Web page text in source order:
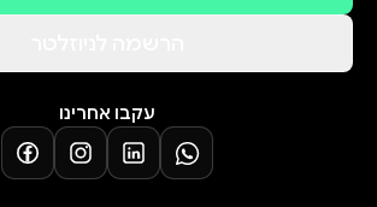
עקבו אחרינו